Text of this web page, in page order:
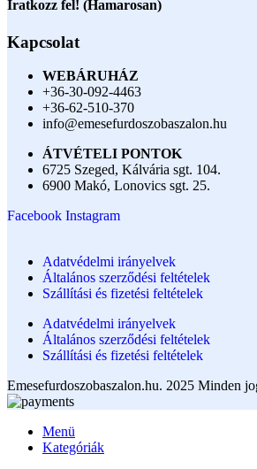
Iratkozz fel! (Hamarosan)
Kapcsolat
WEBÁRUHÁZ
+36-30-092-4463
+36-62-510-370
info@emesefurdoszobaszalon.hu
ÁTVÉTELI PONTOK
6725 Szeged, Kálvária sgt. 104.​
6900 Makó, Lonovics sgt. 25.
Facebook Instagram
Adatvédelmi irányelvek
Általános szerződési feltételek
Szállítási és fizetési feltételek
Adatvédelmi irányelvek
Általános szerződési feltételek
Szállítási és fizetési feltételek
Emesefurdoszobaszalon.hu. 2025 Minden
Menü
Kategóriák